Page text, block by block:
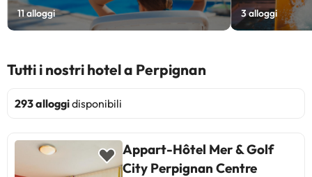
11alloggi 3alloggi
Tutti i nostri hotel a Perpignan
293 alloggidisponibili
Appart-Hôtel Mer & Golf
City Perpignan Centre